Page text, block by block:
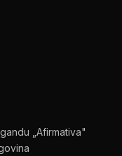
„Afirmativa"